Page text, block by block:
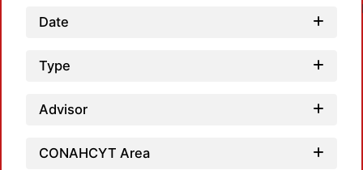
Date
Type
Advisor
CONAHCYT Area